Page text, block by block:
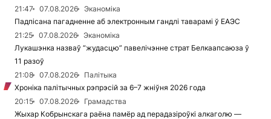
21:47
07.08.2026
Эканоміка
Падпісана пагадненне аб электронным гандлі таварамі ў ЕАЭС
21:25
07.08.2026
Эканоміка
Лукашэнка назваў “жудасцю” павелічэнне страт Белкаапсаюза ў
11 разоў
21:08
07.08.2026
Палітыка
Хроніка палітычных рэпрэсій за 6–7 жніўня 2026 года
20:15
07.08.2026
Грамадства
Жыхар Кобрынскага раёна памёр ад перадазіроўкі алкаголю —